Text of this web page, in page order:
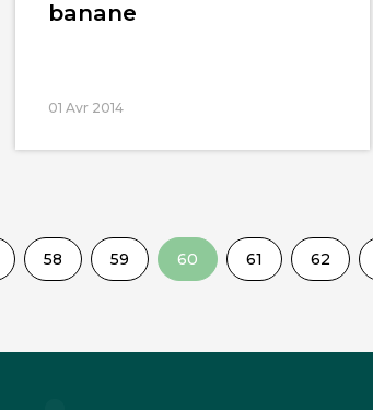
banane
01 Avr 2014
58 59 60 61 62